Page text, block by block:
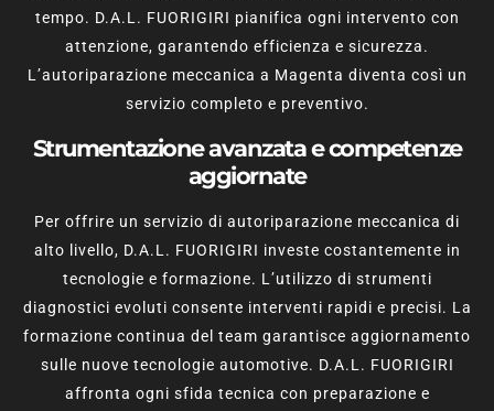
tempo. D.A.L. FUORIGIRI pianifica ogni intervento con
attenzione, garantendo efficienza e sicurezza.
L’autoriparazione meccanica a Magenta diventa così un
servizio completo e preventivo.
Strumentazione avanzata e competenze
aggiornate
Per offrire un servizio di autoriparazione meccanica di
alto livello, D.A.L. FUORIGIRI investe costantemente in
tecnologie e formazione. L’utilizzo di strumenti
diagnostici evoluti consente interventi rapidi e precisi. La
formazione continua del team garantisce aggiornamento
sulle nuove tecnologie automotive. D.A.L. FUORIGIRI
affronta ogni sfida tecnica con preparazione e